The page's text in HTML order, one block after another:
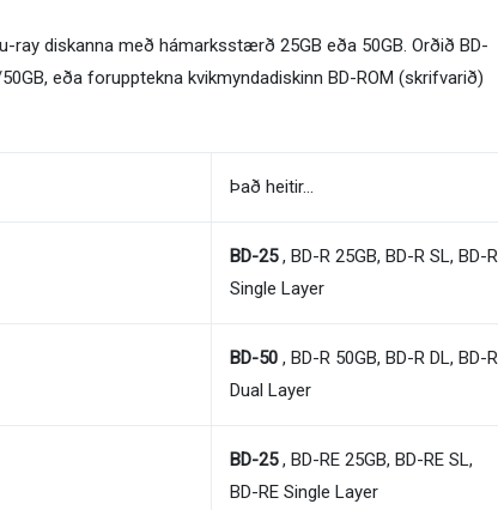
ray diskanna með hámarksstærð 25GB eða 50GB. Orðið BD-
eða forupptekna kvikmyndadiskinn BD-ROM (skrifvarið)
Það heitir…
BD-25, BD-R 25GB, BD-R SL, BD-R
Single Layer
BD-50 , BD-R 50GB, BD-R DL, BD-R
Dual Layer
BD-25, BD-RE 25GB, BD-RE SL,
BD-RE Single Layer